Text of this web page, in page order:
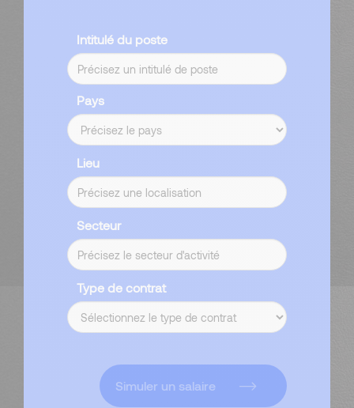
Intitulé du poste
Pays
Lieu
Secteur
Type de contrat
Simuler un salaire